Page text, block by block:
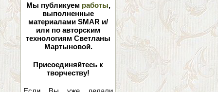
Мы публикуем работы,
выполненные
материалами SMAR и/
или по авторским
технологиям Светланы
Мартыновой.
Присоединяйтесь к
творчеству!